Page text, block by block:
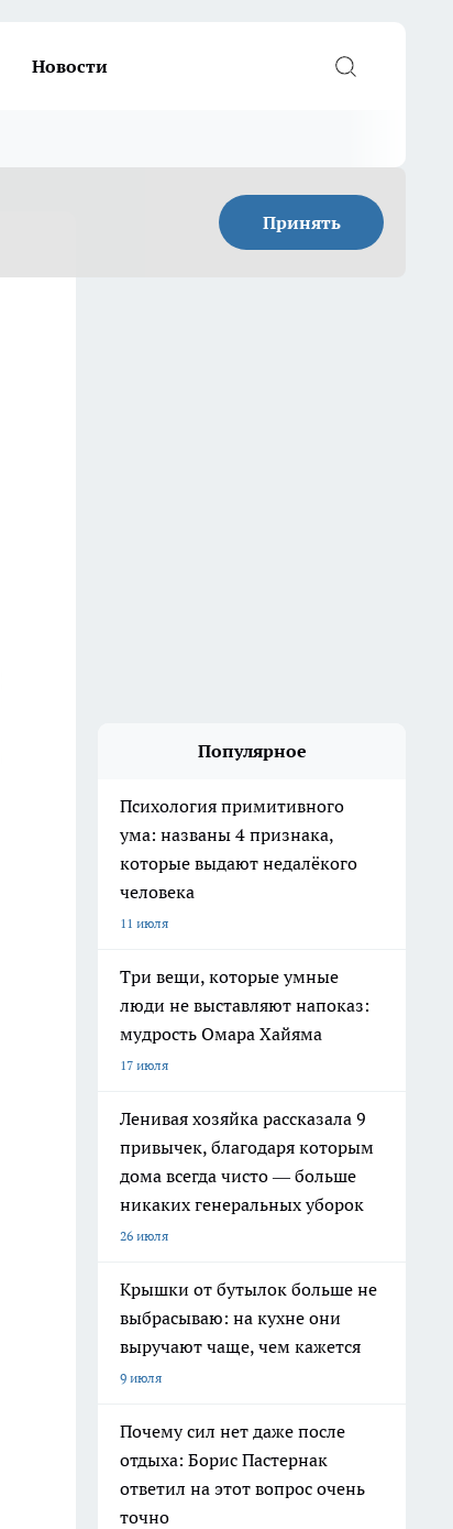
Новости
Принять
Популярное
Психология примитивного
ума: названы 4 признака,
которые выдают недалёкого
человека
11 июля
Три вещи, которые умные
люди не выставляют напоказ:
мудрость Омара Хайяма
17 июля
Ленивая хозяйка рассказала 9
привычек, благодаря которым
дома всегда чисто — больше
никаких генеральных уборок
26 июля
Крышки от бутылок больше не
выбрасываю: на кухне они
выручают чаще, чем кажется
9 июля
Почему сил нет даже после
отдыха: Борис Пастернак
ответил на этот вопрос очень
точно